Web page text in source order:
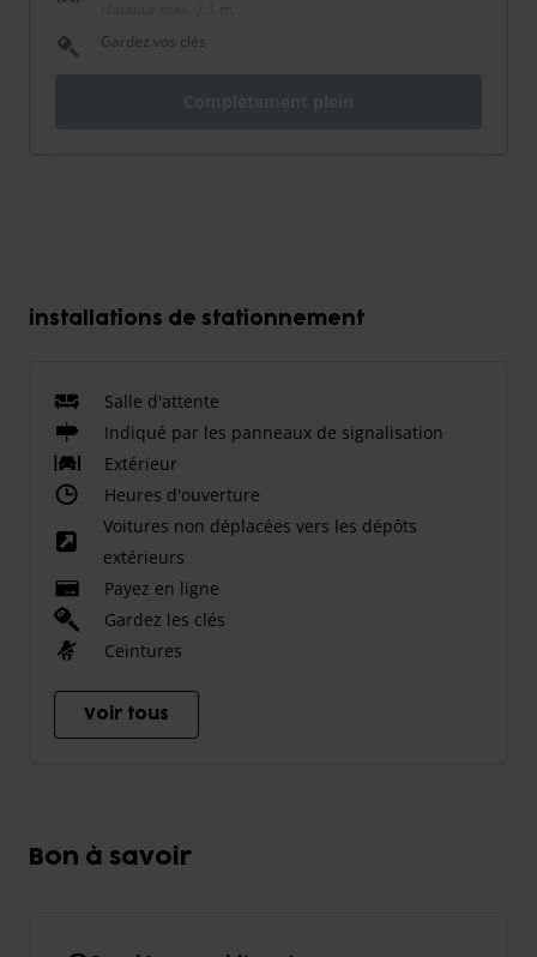
Gardez vos clés
installations de stationnement
Salle d'attente
Indiqué par les panneaux de signalisation
Extérieur
Heures d'ouverture
Voitures non déplacées vers les dépôts
extérieurs
Payez en ligne
Gardez les clés
Ceintures
Voir tous
Bon à savoir